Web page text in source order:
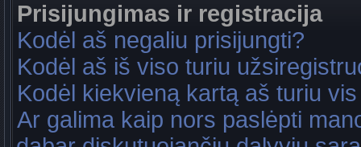
Prisijungimas ir registracija
Kodėl aš negaliu prisijungti?
Kodėl aš iš viso turiu
Kodėl kiekvieną kartą aš turiu
Ar galima kaip nors paslėpti